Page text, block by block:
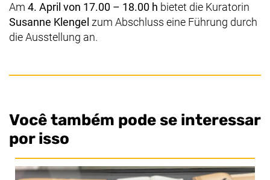
Am 4. April von 17.00 – 18.00 h bietet die Kuratorin
Susanne Klengel zum Abschluss eine Führung durch
die Ausstellung an.
Você também pode se interessar
por isso